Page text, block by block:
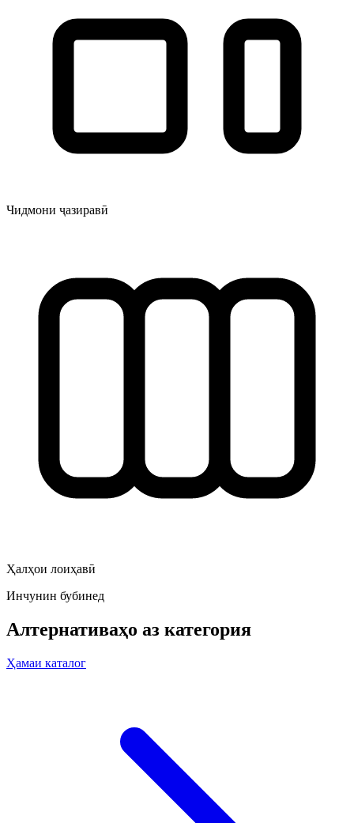
Чидмони ҷазиравӣ
Ҳалҳои лоиҳавӣ
Инчунин бубинед
Алтернативаҳо аз категория
Ҳамаи каталог